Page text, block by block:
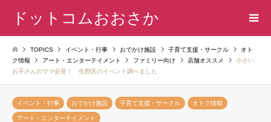
ドットコムおおさか
TOPICS イベント・行事 おでかけ施設 子育て支援・サークル
オト
ク情報
アート・エンターテイメント ファミリー向け 店舗オススメ
小さい
お子さんのママ必見！ 生野区のイベント調べました
イベント・行事 おでかけ施設 子育て支援・サークル オトク情報
アート・エンターテイメント